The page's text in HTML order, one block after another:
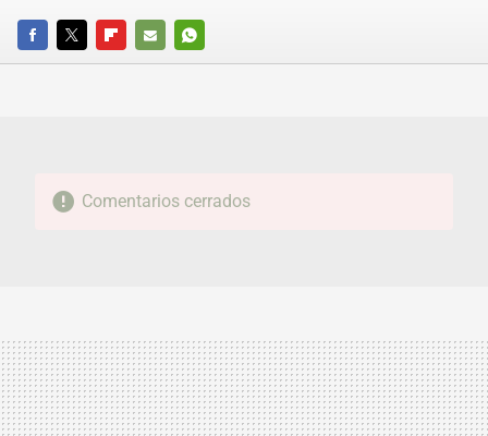
FACEBOOKTWITTERFLIPBOARD
E-
WHATSAPP
Comentarios cerrados